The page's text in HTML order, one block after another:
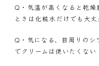
Q・ 気温が高くなると乾燥
ときは化粧水だけでも大
Q・ 気になる、目周りの
でクリームは使いたくな